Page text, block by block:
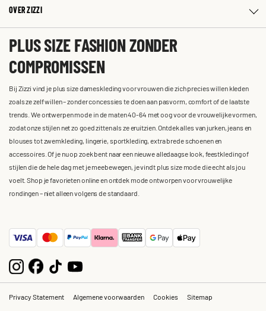
OVER ZIZZI
PLUS SIZE FASHION ZONDER
COMPROMISSEN
Bij Zizzi vind je plus size dameskleding voor vrouwen die zich precies willen kleden
zoals ze zelf willen – zonder concessies te doen aan pasvorm, comfort of de laatste
trends. We ontwerpen mode in de maten 40-64 met oog voor de vrouwelijke vormen,
zodat onze stijlen net zo goed zitten als ze eruitzien. Ontdek alles van jurken, jeans en
blouses tot zwemkleding, lingerie, sportkleding, extra brede schoenen en
accessoires. Of je nu op zoek bent naar een nieuwe alledaagse look, feestkleding of
stijlen die de hele dag met je meebewegen, je vindt plus size mode die echt als jou
voelt. Shop je favorieten online en ontdek mode ontworpen voor vrouwelijke
rondingen – niet alleen volgens de standaard.
Privacy Statement Algemene voorwaarden Cookies Sitemap